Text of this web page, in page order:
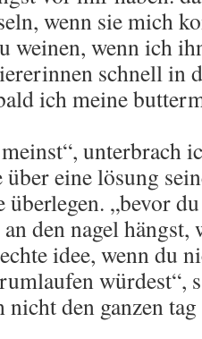
wenn sie mich
weinen, wenn ich
schnell in
ich meine
unterbrach
eine lösung
überlegen. „bevor
den nagel hängst,
idee, wenn du
würdest“,
den ganzen